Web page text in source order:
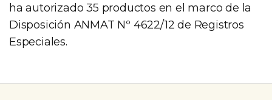
ha autorizado 35 productos en el marco de la
Disposición ANMAT Nº 4622/12 de Registros
Especiales.